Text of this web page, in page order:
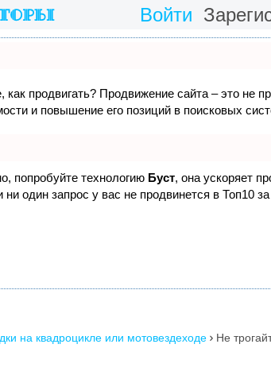
Войти
продвигать? Продвижение сайта – это не
и повышение его позиций в поисковых
попробуйте технологию Буст, она ускоряет
один запрос у вас не продвинется в Топ10
на квадроцикле или мотовездеходе  Не